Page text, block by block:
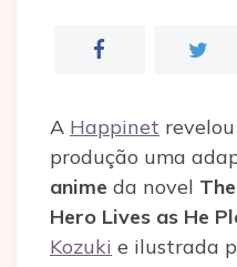
A Happinet
produção uma
anime da novel
Hero Lives as He
Kozuki e ilustrada